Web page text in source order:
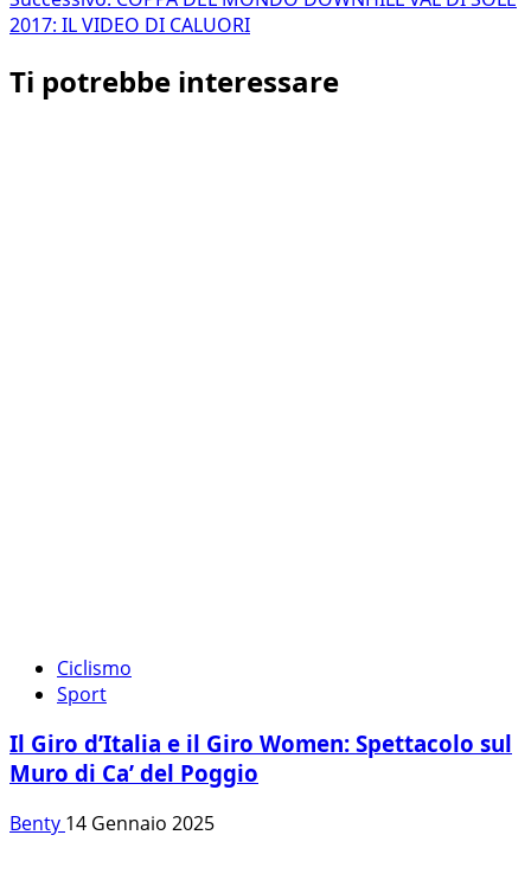
2017: IL VIDEO DI CALUORI
Ti potrebbe interessare
Ciclismo
Sport
Il Giro d’Italia e il Giro Women: Spettacolo sul
Muro di Ca’ del Poggio
Benty 14 Gennaio 2025